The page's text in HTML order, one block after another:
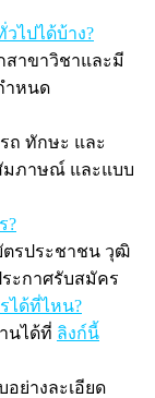
ไปได้บ้าง?
สาขาวิชาและมี
ำหนด
ถ ทักษะ และ
มภาษณ์ และแบบ
?
ตรประชาชน วุฒิ
ะกาศรับสมัคร
ได้ที่ไหน?
นได้ที่ ลิงก์นี้
ย่างละเอียด